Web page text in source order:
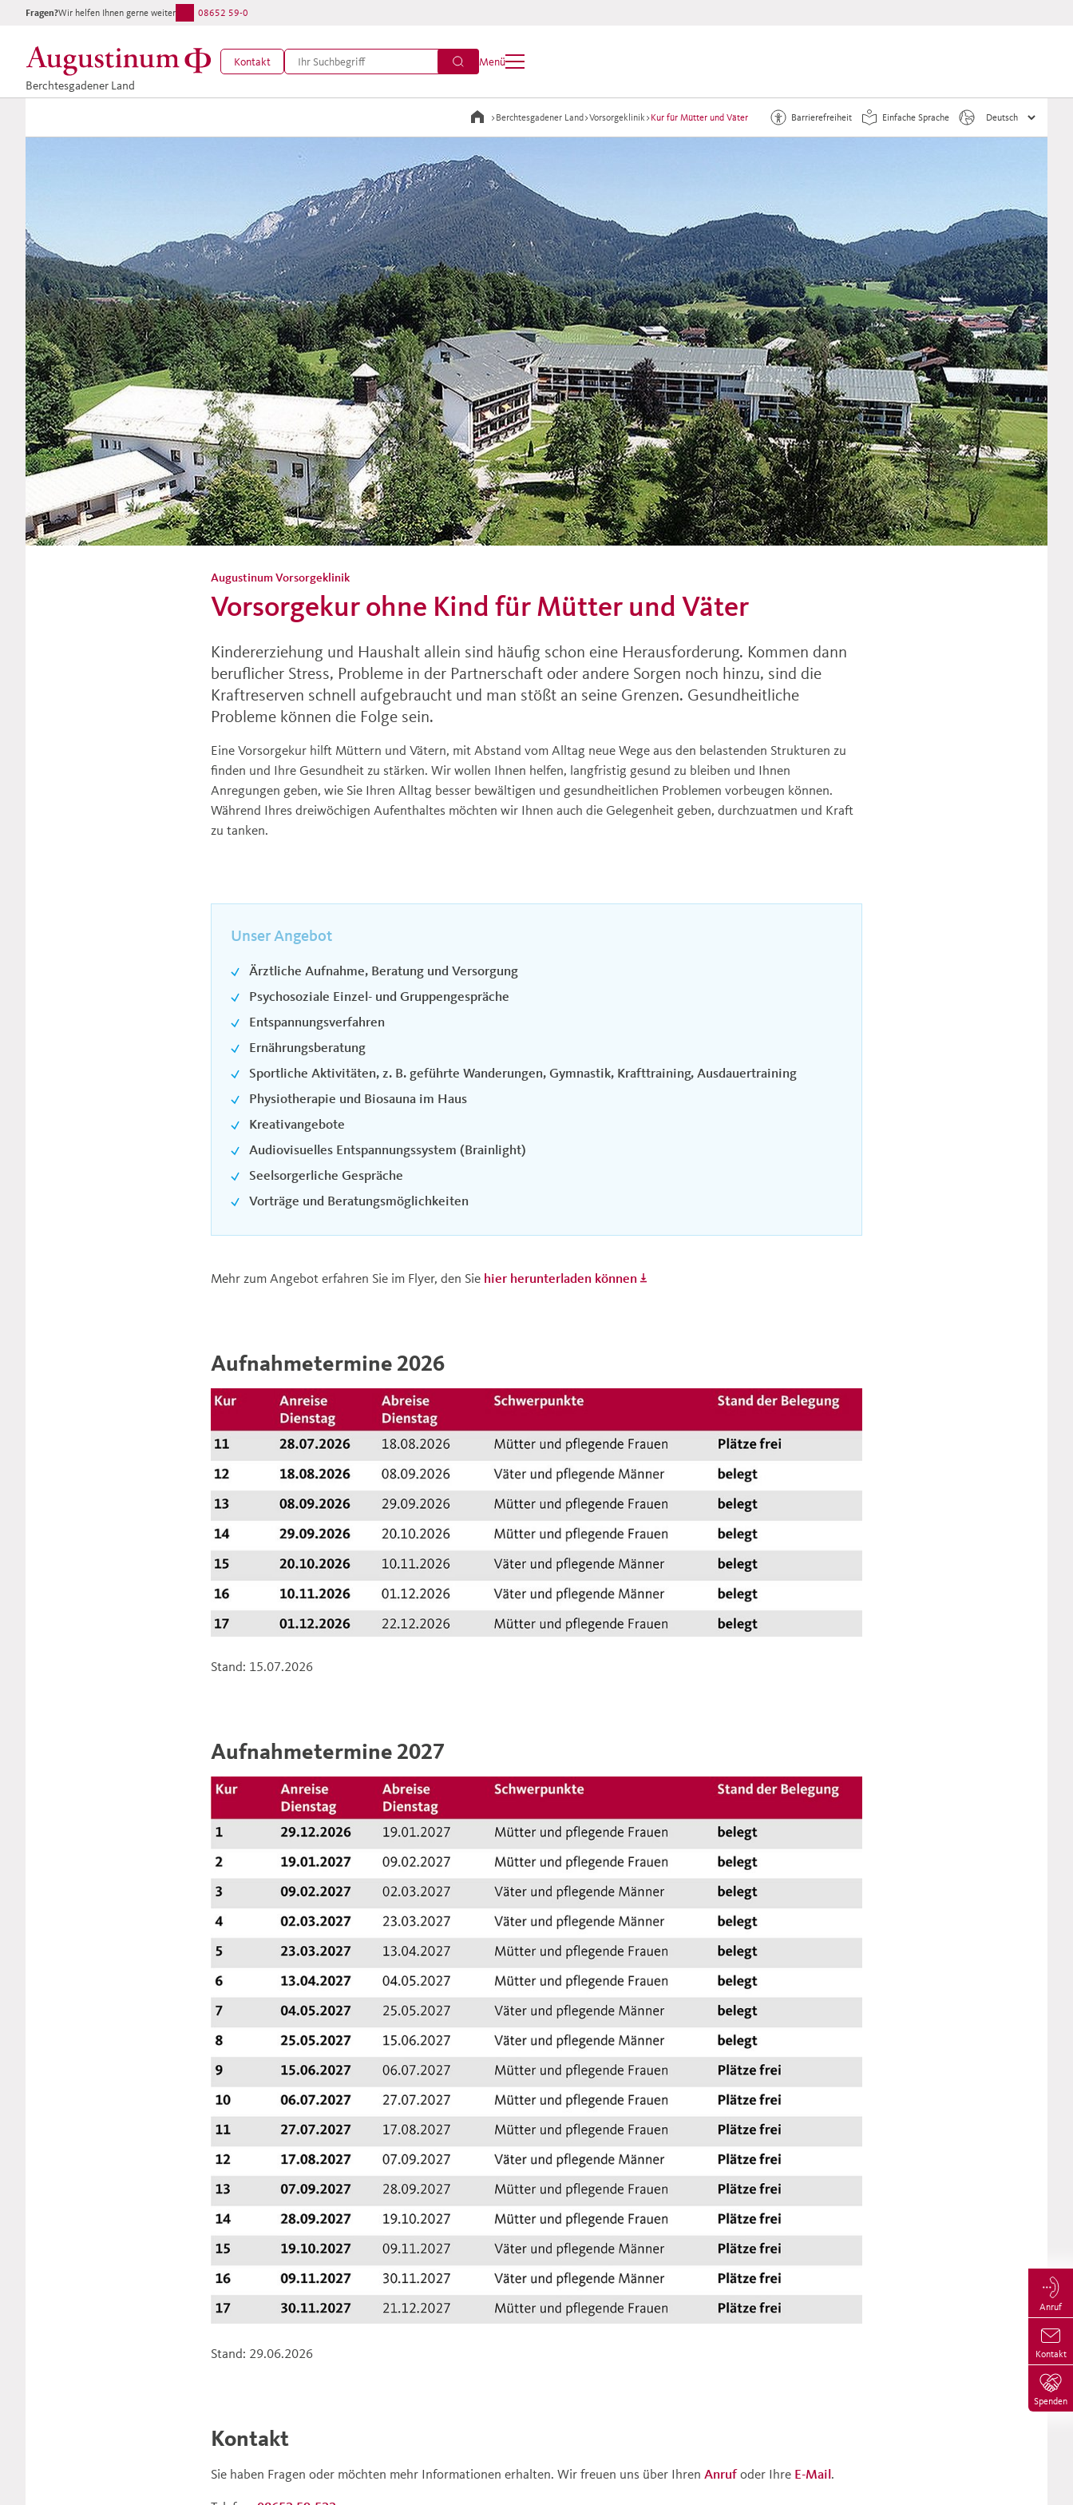
Berchtesgadener Land
Kontakt Menü
Fragen?Wir helfen Ihnen gerne weiter: 08652 59-0
> Berchtesgadener Land>Vorsorgeklinik > Kur für Mütter und Väter Barrierefreiheit Einfache Sprache
Anruf
Kontakt
Spenden
Vorsorgekur ohne Kind für Mütter und Väter
Augustinum Vorsorgeklinik
Kindererziehung und Haushalt allein sind häufig schon eine Herausforderung. Kommen dann
beruflicher Stress, Probleme in der Partnerschaft oder andere Sorgen noch hinzu, sind die
Kraftreserven schnell aufgebraucht und man stößt an seine Grenzen. Gesundheitliche
Probleme können die Folge sein.
Eine Vorsorgekur hilft Müttern und Vätern, mit Abstand vom Alltag neue Wege aus den belastenden Strukturen zu
finden und Ihre Gesundheit zu stärken. Wir wollen Ihnen helfen, langfristig gesund zu bleiben und Ihnen
Anregungen geben, wie Sie Ihren Alltag besser bewältigen und gesundheitlichen Problemen vorbeugen können.
Während Ihres dreiwöchigen Aufenthaltes möchten wir Ihnen auch die Gelegenheit geben, durchzuatmen und Kraft
zu tanken.
Unser Angebot
Ärztliche Aufnahme, Beratung und Versorgung
Psychosoziale Einzel- und Gruppengespräche
Entspannungsverfahren
Ernährungsberatung
Sportliche Aktivitäten, z. B. geführte Wanderungen, Gymnastik, Krafttraining, Ausdauertraining
Physiotherapie und Biosauna im Haus
Kreativangebote
Audiovisuelles Entspannungssystem (Brainlight)
Seelsorgerliche Gespräche
Vorträge und Beratungsmöglichkeiten
Mehr zum Angebot erfahren Sie im Flyer, den Sie hier herunterladen können
Aufnahmetermine 2026
Stand: 15.07.2026
Aufnahmetermine 2027
Stand: 29.06.2026
Kontakt
Sie haben Fragen oder möchten mehr Informationen erhalten. Wir freuen uns über Ihren Anrufoder Ihre E-Mail.